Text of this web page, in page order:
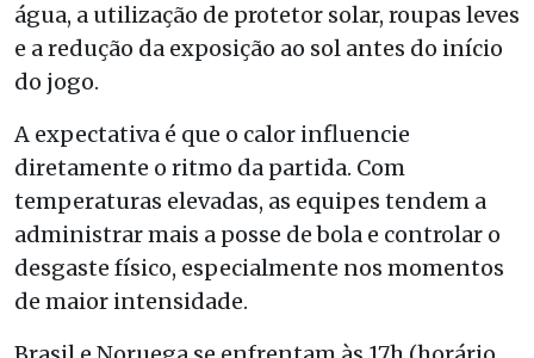
água, a utilização de protetor solar, roupas leves
e a redução da exposição ao sol antes do início
do jogo.
A expectativa é que o calor influencie
diretamente o ritmo da partida. Com
temperaturas elevadas, as equipes tendem a
administrar mais a posse de bola e controlar o
desgaste físico, especialmente nos momentos
de maior intensidade.